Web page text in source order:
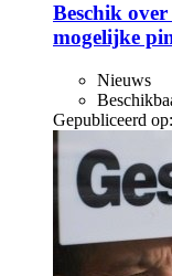
Beschik
mogelijke
Nieuws
Gepubliceerd op: